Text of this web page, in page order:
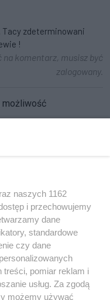
Tacy zdeterminowani
!
na komentarz, musisz być
zalogowany.
możliwość
naszych 1162
i przechowujemy
dane
standardowe
czy dane
treści, pomiar reklam i
usług. Za zgodą
możemy używać